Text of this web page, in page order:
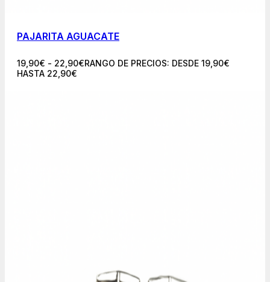
PAJARITA AGUACATE
19,90€ - 22,90€RANGO DE PRECIOS: DESDE 19,90€
HASTA 22,90€